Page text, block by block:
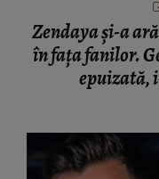
Zendaya și-a
în fața fanilor.
epuizată,